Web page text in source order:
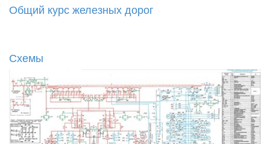
Общий курс железных дорог
Схемы